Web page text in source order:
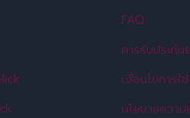
FAQ
การรับประกัน
เงื่อนไขการใ
นโยบายควา